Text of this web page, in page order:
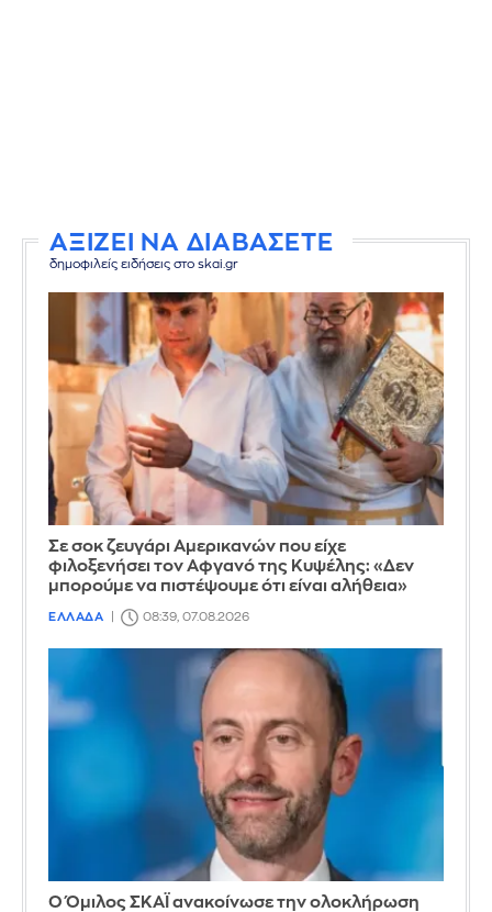
ΑΞΙΖΕΙ ΝΑ ΔΙΑΒΑΣΕΤΕ
δημοφιλείς ειδήσεις στο skai.gr
Σε σοκ ζευγάρι Αμερικανών που είχε
φιλοξενήσει τον Αφγανό της Κυψέλης: «Δεν
μπορούμε να πιστέψουμε ότι είναι αλήθεια»
ΕΛΛΑΔΑ 08:39, 07.08.2026
Ο Όμιλος ΣΚΑΪ ανακοίνωσε την ολοκλήρωση